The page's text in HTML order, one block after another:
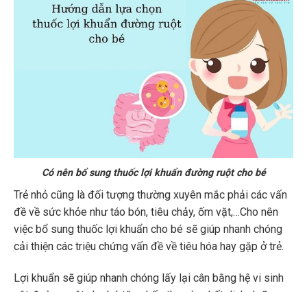
Có nên bổ sung thuốc lợi khuẩn đường ruột cho bé
Trẻ nhỏ cũng là đối tượng thường xuyên mắc phải các vấn
đề về sức khỏe như táo bón, tiêu chảy, ốm vặt,…Cho nên
việc bổ sung thuốc lợi khuẩn cho bé sẽ giúp nhanh chóng
cải thiện các triệu chứng vấn đề về tiêu hóa hay gặp ở trẻ.
Lợi khuẩn sẽ giúp nhanh chóng lấy lại cân bằng hệ vi sinh